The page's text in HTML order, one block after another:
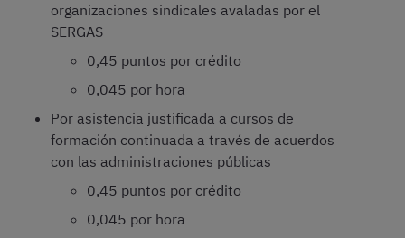
organizaciones sindicales avaladas por el
SERGAS
0,45 puntos por crédito
0,045 por hora
Por asistencia justificada a cursos de
formación continuada a través de acuerdos
con las administraciones públicas
0,45 puntos por crédito
0,045 por hora